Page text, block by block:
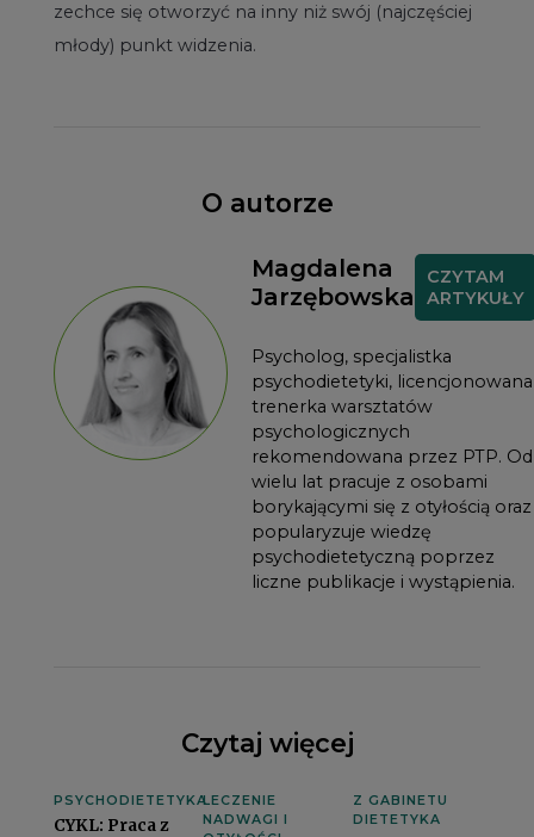
zechce się otworzyć na inny niż swój (najczęściej
młody) punkt widzenia.
O autorze
Magdalena
Jarzębowska
CZYTAM
ARTYKUŁY
Psycholog, specjalistka
psychodietetyki, licencjonowana
trenerka warsztatów
psychologicznych
rekomendowana przez PTP. Od
wielu lat pracuje z osobami
borykającymi się z otyłością oraz
popularyzuje wiedzę
psychodietetyczną poprzez
liczne publikacje i wystąpienia.
Czytaj więcej
PSYCHODIETETYKA
CYKL: Praca z
LECZENIE
NADWAGI I
Z GABINETU
DIETETYKA